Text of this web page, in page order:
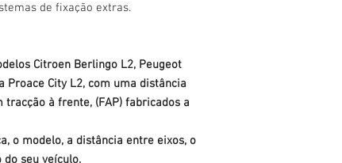
de fixação extras.
Citroen Berlingo L2, Peugeot
Proace City L2, com uma distância
tracção à frente, (FAP) fabricados a
o modelo, a distância entre eixos, o
seu veículo.